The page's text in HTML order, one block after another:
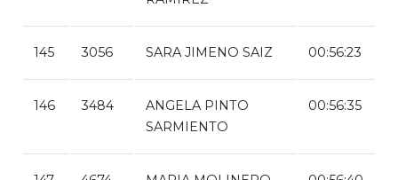
145 3056 SARA JIMENO SAIZ 00:56:23
146 3484
ANGELA PINTO
SARMIENTO
00:56:35